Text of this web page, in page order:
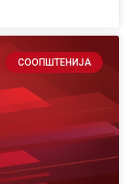
СООПШТЕНИЈА